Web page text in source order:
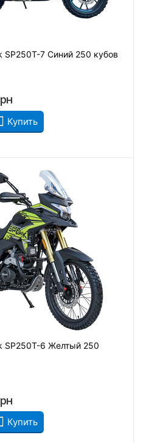
SP250T-7 Синий 250 кубов
Купить
SP250T-6 Желтый 250
Купить